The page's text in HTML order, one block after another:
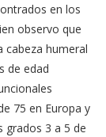
en los
observo que
cabeza humeral
de edad
75 en Europa y
grados 3 a 5 de